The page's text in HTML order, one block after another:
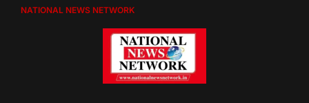
NATIONAL NEWS NETWORK